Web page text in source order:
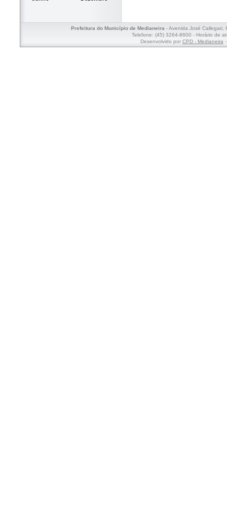
Prefeitura do Município de Medianeira- Avenida José Callegari,
Telefone: (45) 3264-8600 - Horário de
Desenvolvido por CPD - Medianeira-